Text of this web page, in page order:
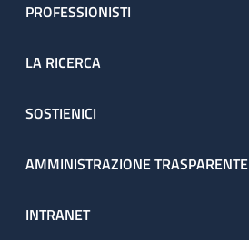
PROFESSIONISTI
LA RICERCA
SOSTIENICI
AMMINISTRAZIONE TRASPARENTE
INTRANET